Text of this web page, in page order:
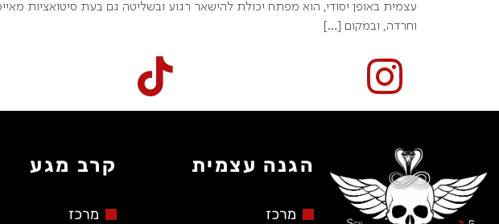
עצמית באופן יסודי, הוא מפתח יכולת להישאר רגוע ובשליטה גם בעת סיטואציות
וחרדה, ובמקום […]
הגנה עצמית
מרכז
קרב מגע
מרכז